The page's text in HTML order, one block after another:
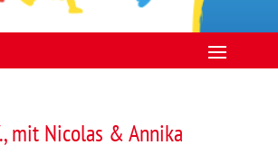
mit Nicolas & Annika